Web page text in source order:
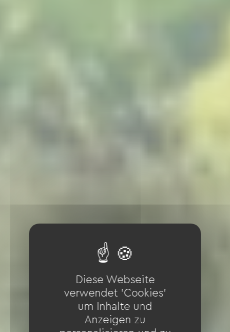
Diese Webseite
verwendet 'Cookies'
um Inhalte und
Anzeigen zu